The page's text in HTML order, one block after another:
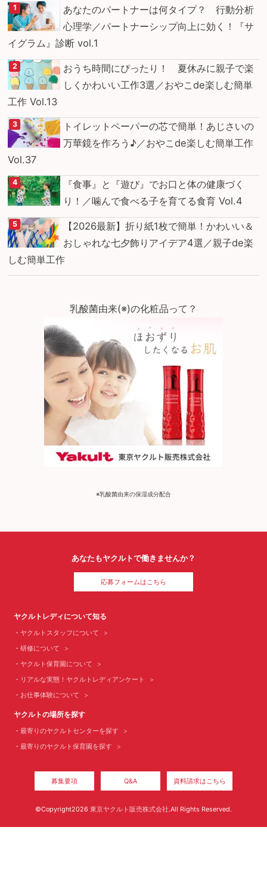
あなたのパートナーは何タイプ？ 行動分析
心理学／パートナーシップ向上に効く！『サ
イグラム』診断 vol.1
おうち時間にぴったり！ 夏休みに親子で楽
しくかわいい工作3選／おやこde楽しむ簡単
工作 Vol.13
トイレットペーパーの芯で簡単！あじさいの
万華鏡を作ろう♪／おやこde楽しむ簡単工作
Vol.37
『食事』と『遊び』でお口と体の健康づく
り！／噛んで食べる子を育てる食育 Vol.4
【2026最新】折り紙1枚で簡単！かわいい＆
おしゃれな七夕飾りアイデア4選／親子de楽
しむ簡単工作
乳酸菌由来(※)の化粧品って？
※乳酸菌由来の保湿成分配合
あなたもヤクルトで働きませんか？
応募フォームはこちら
ヤクルトレディについて知る
ヤクルトスタッフについて
研修について
ヤクルト保育園について
リアルな実態！ヤクルトレディアンケート
お仕事体験について
ヤクルトの場所を探す
最寄りのヤクルトセンターを探す
最寄りのヤクルト保育園を探す
募集要項 Q&A 資料請求はこちら
©Copyright2026 東京ヤクルト販売株式会社.All Rights Reserved.